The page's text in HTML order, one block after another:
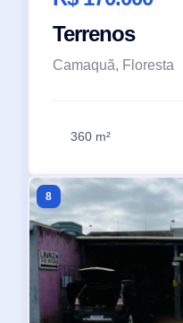
Terrenos
Camaquã, Floresta
360 m²
8